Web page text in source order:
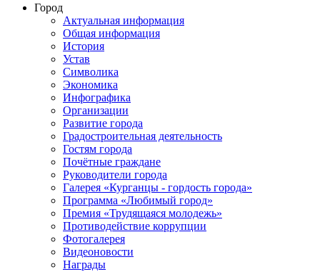
Город
Актуальная информация
Общая информация
История
Устав
Символика
Экономика
Инфографика
Организации
Развитие города
Градостроительная деятельность
Гостям города
Почётные граждане
Руководители города
Галерея «Курганцы - гордость города»
Программа «Любимый город»
Премия «Трудящаяся молодежь»
Противодействие коррупции
Фотогалерея
Видеоновости
Награды